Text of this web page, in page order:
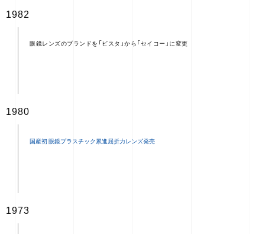
1982
眼鏡レンズのブランドを「ビスタ」から「セイコー」に変更
1980
1973